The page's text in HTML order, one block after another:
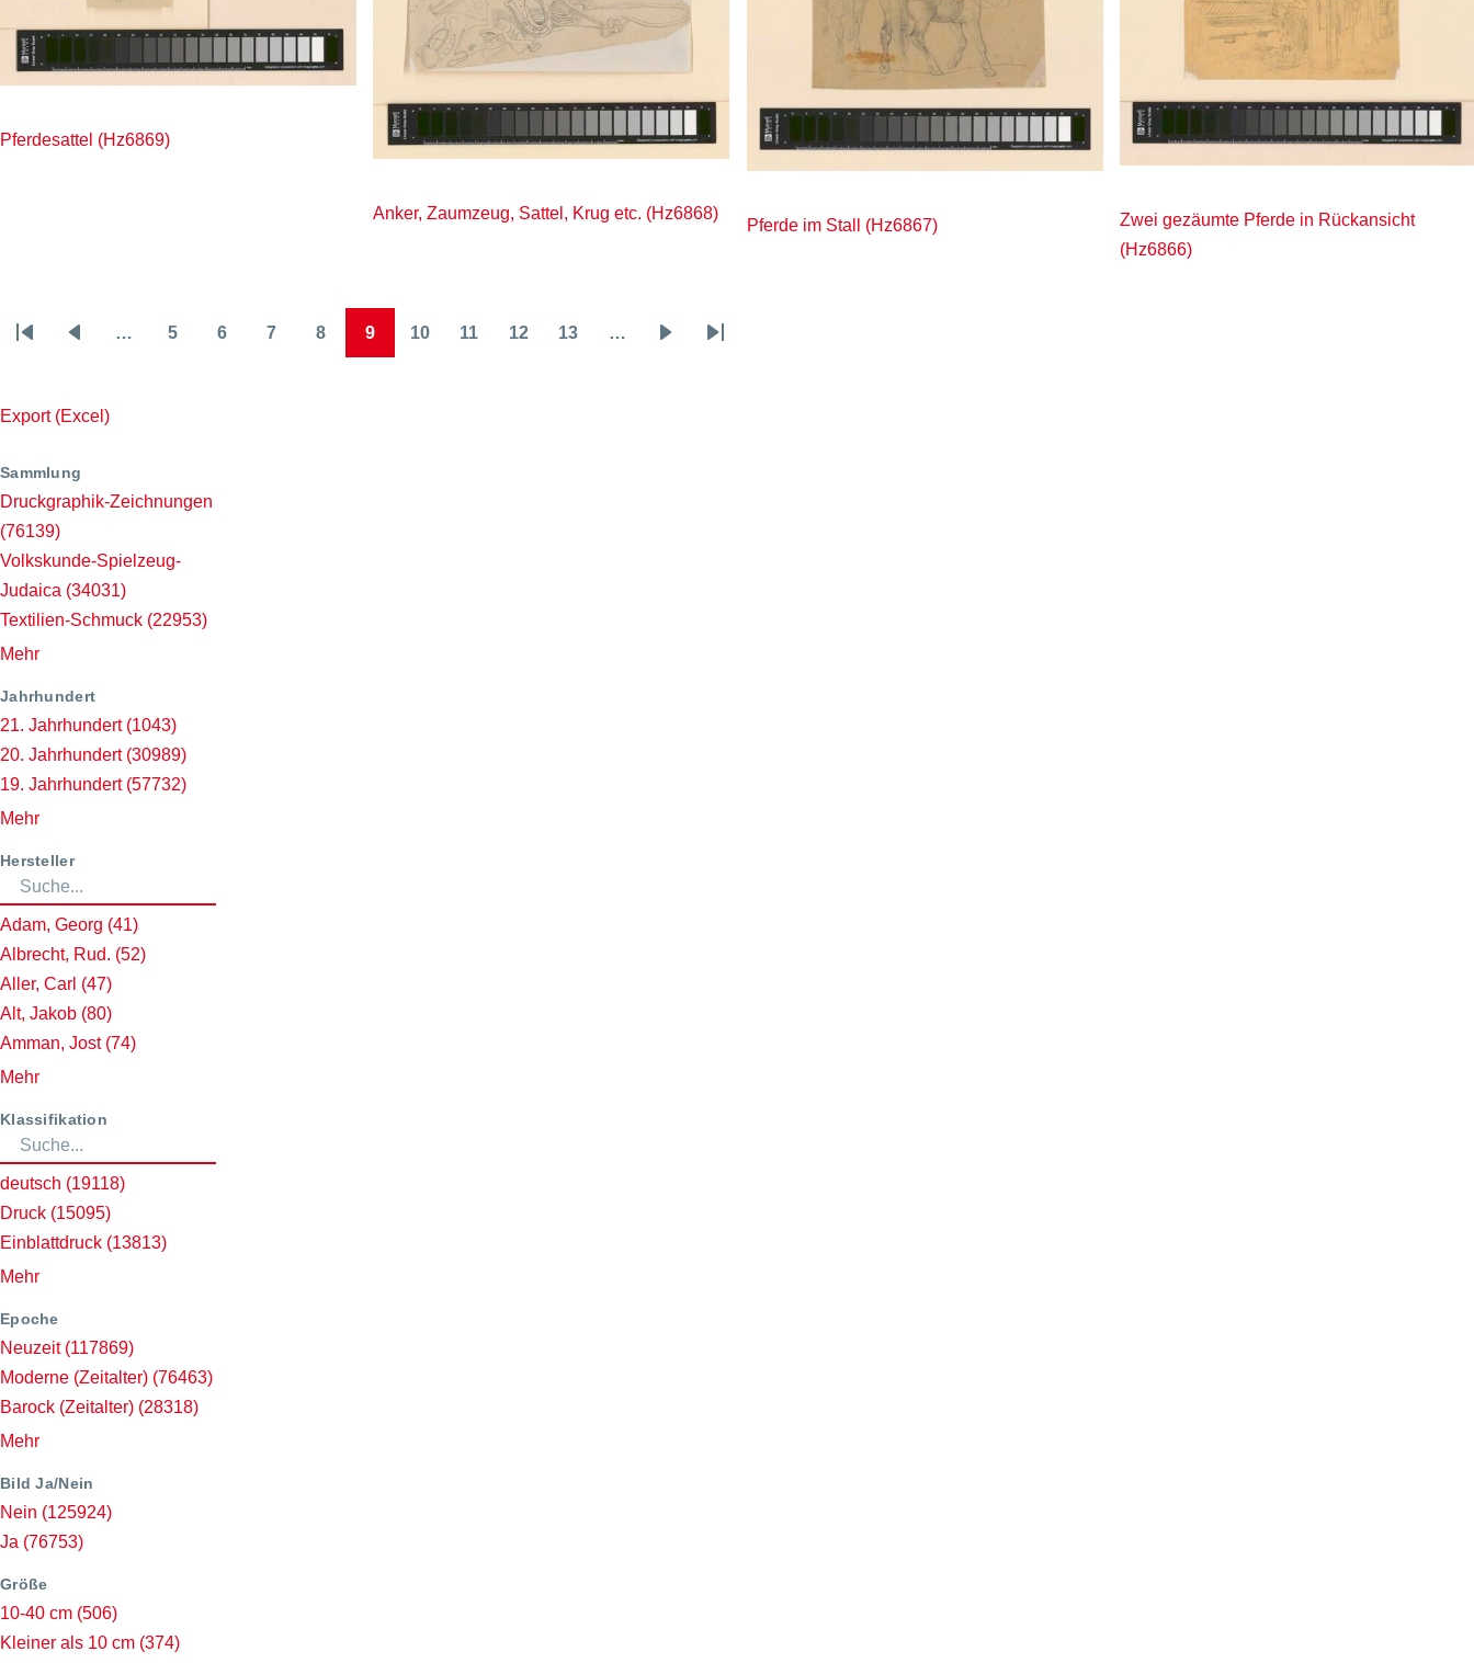
Pferdesattel (Hz6869)
Anker, Zaumzeug, Sattel, Krug etc. (Hz6868)
Pferde im Stall (Hz6867)
Zwei gezäumte Pferde in Rückansicht
(Hz6866)
Seitennummerierung
… 5 6 7 8 9 10 11 12 13 …
NächsteLetzte
Export (Excel)
Sammlung
Druckgraphik-Zeichnungen
(76139)
Volkskunde-Spielzeug-
Judaica (34031)
Textilien-Schmuck (22953)
Mehr
Jahrhundert
21. Jahrhundert (1043)
20. Jahrhundert (30989)
19. Jahrhundert (57732)
Mehr
Hersteller
Adam, Georg (41)
Albrecht, Rud. (52)
Aller, Carl (47)
Alt, Jakob (80)
Amman, Jost (74)
Mehr
Klassifikation
deutsch (19118)
Druck (15095)
Einblattdruck (13813)
Mehr
Epoche
Neuzeit (117869)
Moderne (Zeitalter) (76463)
Barock (Zeitalter) (28318)
Mehr
Bild Ja/Nein
Nein (125924)
Ja (76753)
Größe
10-40 cm (506)
Kleiner als 10 cm (374)